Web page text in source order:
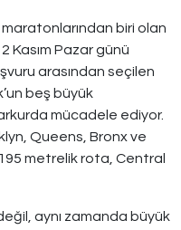
biri olan
Kasım Pazar günü
arasından seçilen
beş büyük
mücadele ediyor.
Queens, Bronx ve
metrelik rota, Central
aynı zamanda büyük